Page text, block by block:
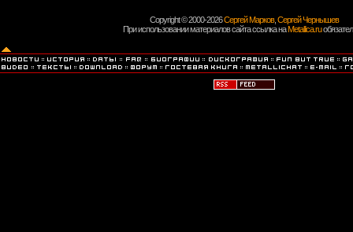
Copyright © 2000-2026Сергей Марков, Сергей Чернышев
При использовании материалов сайта ссылка наMetallica.ru